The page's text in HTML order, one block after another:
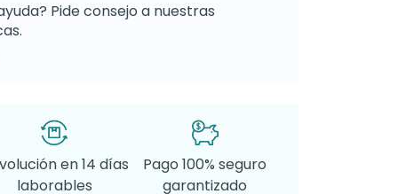
Pide consejo a nuestras
en 14 días
laborables
Pago 100% seguro
garantizado